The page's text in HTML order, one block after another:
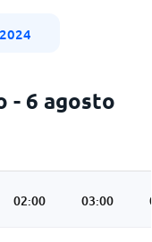
2024
- 6 agosto
02:00 03:00